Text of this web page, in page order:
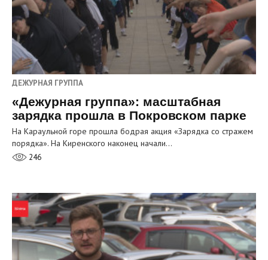
ДЕЖУРНАЯ ГРУППА
«Дежурная группа»: масштабная
зарядка прошла в Покровском парке
На Караульной горе прошла бодрая акция «Зарядка со стражем
порядка». На Киренского наконец начали…
246